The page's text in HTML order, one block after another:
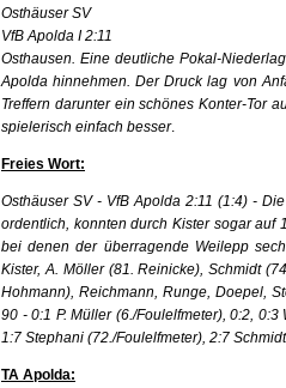
Osthäuser SV
VfB Apolda I 2:11
Osthausen. Eine deutliche Pokal-
Apolda hinnehmen. Der Druck lag von
Treffern darunter ein schönes Konter-Tor
spielerisch einfach besser.
Freies Wort:
Osthäuser SV - VfB Apolda 2:11 (1:4) -
ordentlich, konnten durch Kister sogar auf
bei denen der überragende Weilepp
Kister, A. Möller (81. Reinicke), Schmidt
Hohmann), Reichmann, Runge, Doepel,
90 - 0:1 P. Müller (6./Foulelfmeter), 0:2,
1:7 Stephani (72./Foulelfmeter), 2:7
TA Apolda: